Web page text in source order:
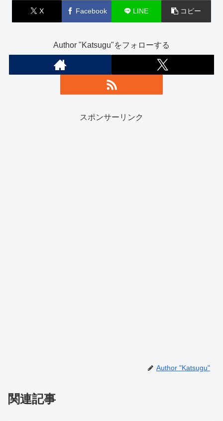
X Facebook LINE コピー
Author "Katsugu"をフォローする
スポンサーリンク
Author "Katsugu"
関連記事